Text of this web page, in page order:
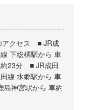
アクセス ■ JR成
下総橘駅から 車
23分 ■ JR成田
線 水郷駅から 車
神宮駅から 車約